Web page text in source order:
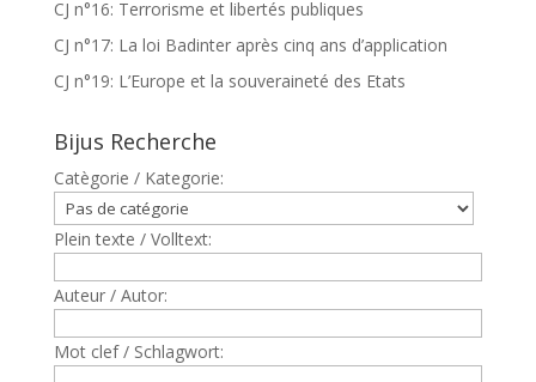
CJ n°16: Terrorisme et libertés publiques
CJ n°17: La loi Badinter après cinq ans d’application
CJ n°19: L’Europe et la souveraineté des Etats
Bijus Recherche
Catègorie / Kategorie:
Plein texte / Volltext:
Auteur / Autor:
Mot clef / Schlagwort: